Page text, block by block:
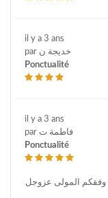
il y a 3 ans
par خديجة ن
Ponctualité
il y a 3 ans
par فاطمة ت
Ponctualité
المولى عزوجل